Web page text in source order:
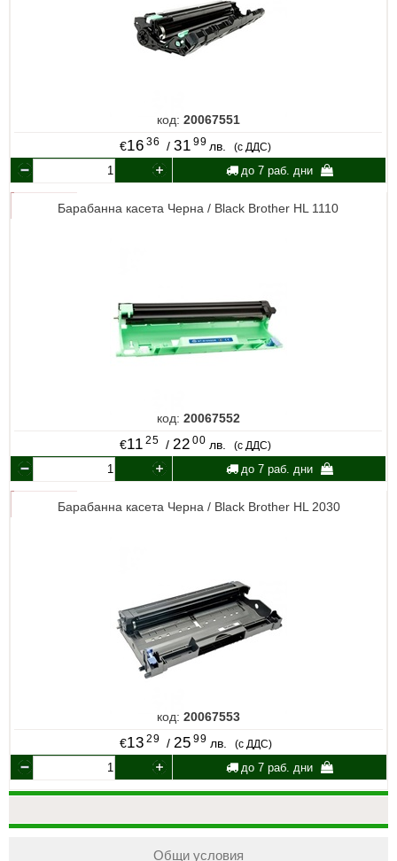
код: 20067551
€16 36 / 31 99 лв. (с ДДС)
до 7 раб. дни
Барабанна касета Черна / Black Brother HL 1110
код: 20067552
€11 25 / 22 00 лв. (с ДДС)
до 7 раб. дни
Барабанна касета Черна / Black Brother HL 2030
код: 20067553
€13 29 / 25 99 лв. (с ДДС)
до 7 раб. дни
Общи условия